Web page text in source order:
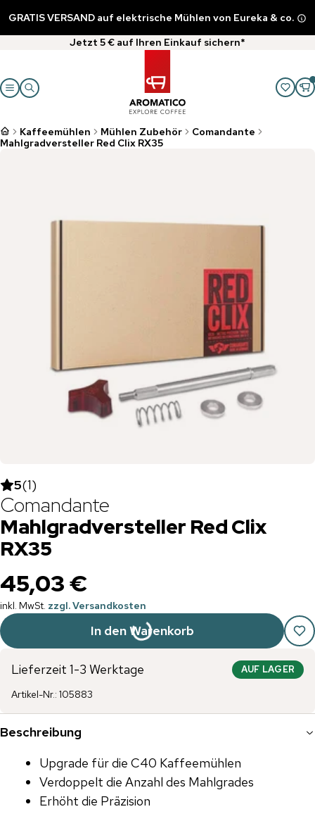
GRATIS VERSAND auf elektrische Mühlen von Eureka & co.
Jetzt 5 € auf Ihren Einkauf sichern*
Kaffeemühlen Mühlen Zubehör
Comandante
Mahlgradversteller Red Clix RX35
5(1)
Comandante
Mahlgradversteller Red Clix
RX35
45,03 €
inkl. MwSt. zzgl. Versandkosten
In den Warenkorb
Lieferzeit 1-3 Werktage AUF LAGER
Artikel-Nr.: 105883
Beschreibung
Upgrade für die C40 Kaffeemühlen
Verdoppelt die Anzahl des Mahlgrades
Erhöht die Präzision